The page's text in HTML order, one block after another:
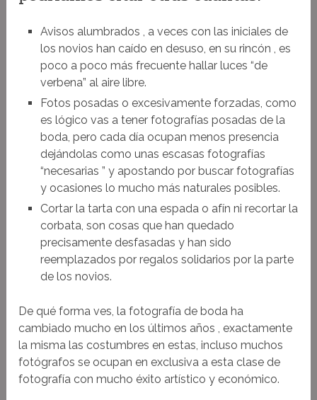
Avisos alumbrados , a veces con las iniciales de
los novios han caído en desuso, en su rincón , es
poco a poco más frecuente hallar luces “de
verbena” al aire libre.
Fotos posadas o excesivamente forzadas, como
es lógico vas a tener fotografías posadas de la
boda, pero cada día ocupan menos presencia
dejándolas como unas escasas fotografías
“necesarias ” y apostando por buscar fotografías
y ocasiones lo mucho más naturales posibles.
Cortar la tarta con una espada o afín ni recortar la
corbata, son cosas que han quedado
precisamente desfasadas y han sido
reemplazados por regalos solidarios por la parte
de los novios.
De qué forma ves, la fotografía de boda ha
cambiado mucho en los últimos años , exactamente
la misma las costumbres en estas, incluso muchos
fotógrafos se ocupan en exclusiva a esta clase de
fotografía con mucho éxito artístico y económico.